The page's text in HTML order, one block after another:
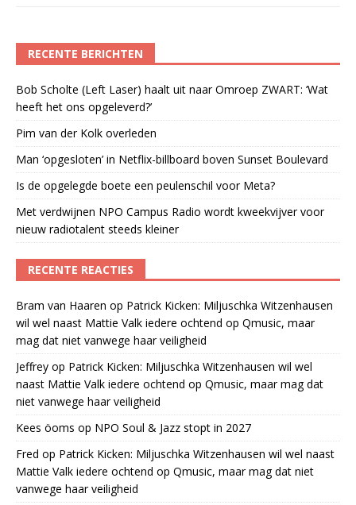
RECENTE BERICHTEN
Bob Scholte (Left Laser) haalt uit naar Omroep ZWART: ‘Wat
heeft het ons opgeleverd?’
Pim van der Kolk overleden
Man ‘opgesloten’ in Netflix-billboard boven Sunset Boulevard
Is de opgelegde boete een peulenschil voor Meta?
Met verdwijnen NPO Campus Radio wordt kweekvijver voor
nieuw radiotalent steeds kleiner
RECENTE REACTIES
Bram van Haaren op Patrick Kicken: Miljuschka Witzenhausen
wil wel naast Mattie Valk iedere ochtend op Qmusic, maar
mag dat niet vanwege haar veiligheid
Jeffrey op Patrick Kicken: Miljuschka Witzenhausen wil wel
naast Mattie Valk iedere ochtend op Qmusic, maar mag dat
niet vanwege haar veiligheid
Kees öoms op NPO Soul & Jazz stopt in 2027
Fred op Patrick Kicken: Miljuschka Witzenhausen wil wel naast
Mattie Valk iedere ochtend op Qmusic, maar mag dat niet
vanwege haar veiligheid